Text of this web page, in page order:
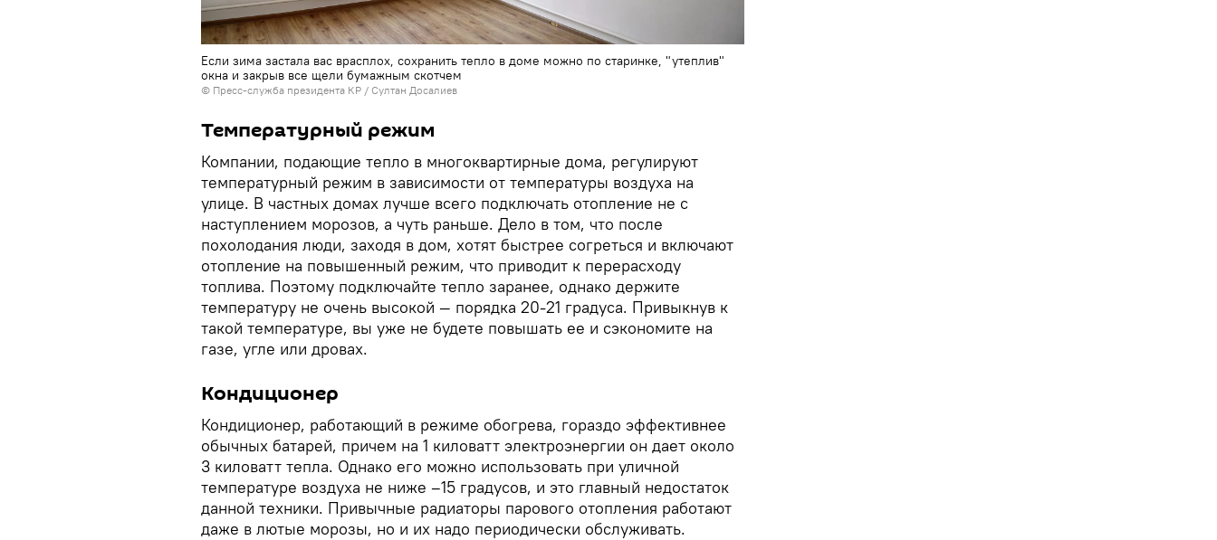
Если зима застала вас врасплох, сохранить тепло в доме можно по старинке, "утеплив"
окна и закрыв все щели бумажным скотчем
© Пресс-служба президента КР / Султан Досалиев
Температурный режим
Компании, подающие тепло в многоквартирные дома, регулируют
температурный режим в зависимости от температуры воздуха на
улице. В частных домах лучше всего подключать отопление не с
наступлением морозов, а чуть раньше. Дело в том, что после
похолодания люди, заходя в дом, хотят быстрее согреться и включают
отопление на повышенный режим, что приводит к перерасходу
топлива. Поэтому подключайте тепло заранее, однако держите
температуру не очень высокой — порядка 20-21 градуса. Привыкнув к
такой температуре, вы уже не будете повышать ее и сэкономите на
газе, угле или дровах.
Кондиционер
Кондиционер, работающий в режиме обогрева, гораздо эффективнее
обычных батарей, причем на 1 киловатт электроэнергии он дает около
3 киловатт тепла. Однако его можно использовать при уличной
температуре воздуха не ниже –15 градусов, и это главный недостаток
данной техники. Привычные радиаторы парового отопления работают
даже в лютые морозы, но и их надо периодически обслуживать.